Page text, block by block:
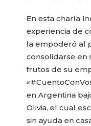
En esta charla
experiencia de
la empoderó al
consolidarse en
frutos de su
en Argentina
Olivia, el cual
sin ayuda en